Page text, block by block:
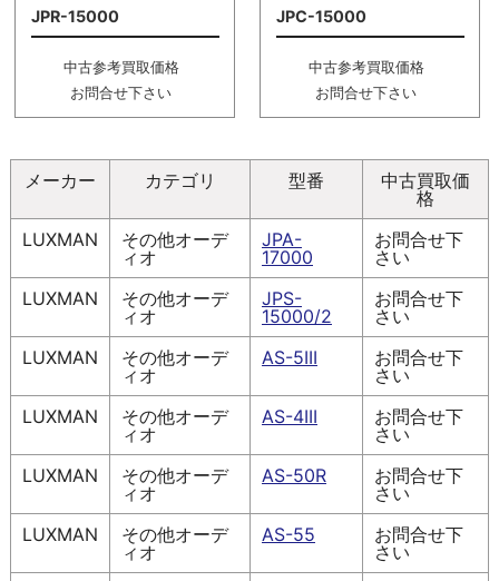
JPR-15000
中古参考買取価格
お問合せ下さい
JPC-15000
中古参考買取価格
お問合せ下さい
メーカー カテゴリ 型番
中古買取価
格
LUXMAN
その他オーデ
ィオ
JPA-
17000
お問合せ下
さい
LUXMAN
その他オーデ
ィオ
JPS-
15000/2
お問合せ下
さい
LUXMAN
その他オーデ
ィオ
AS-5III
お問合せ下
さい
LUXMAN
その他オーデ
ィオ
AS-4III
お問合せ下
さい
LUXMAN
その他オーデ
ィオ
AS-50R
お問合せ下
さい
LUXMAN
その他オーデ
ィオ
AS-55
お問合せ下
さい